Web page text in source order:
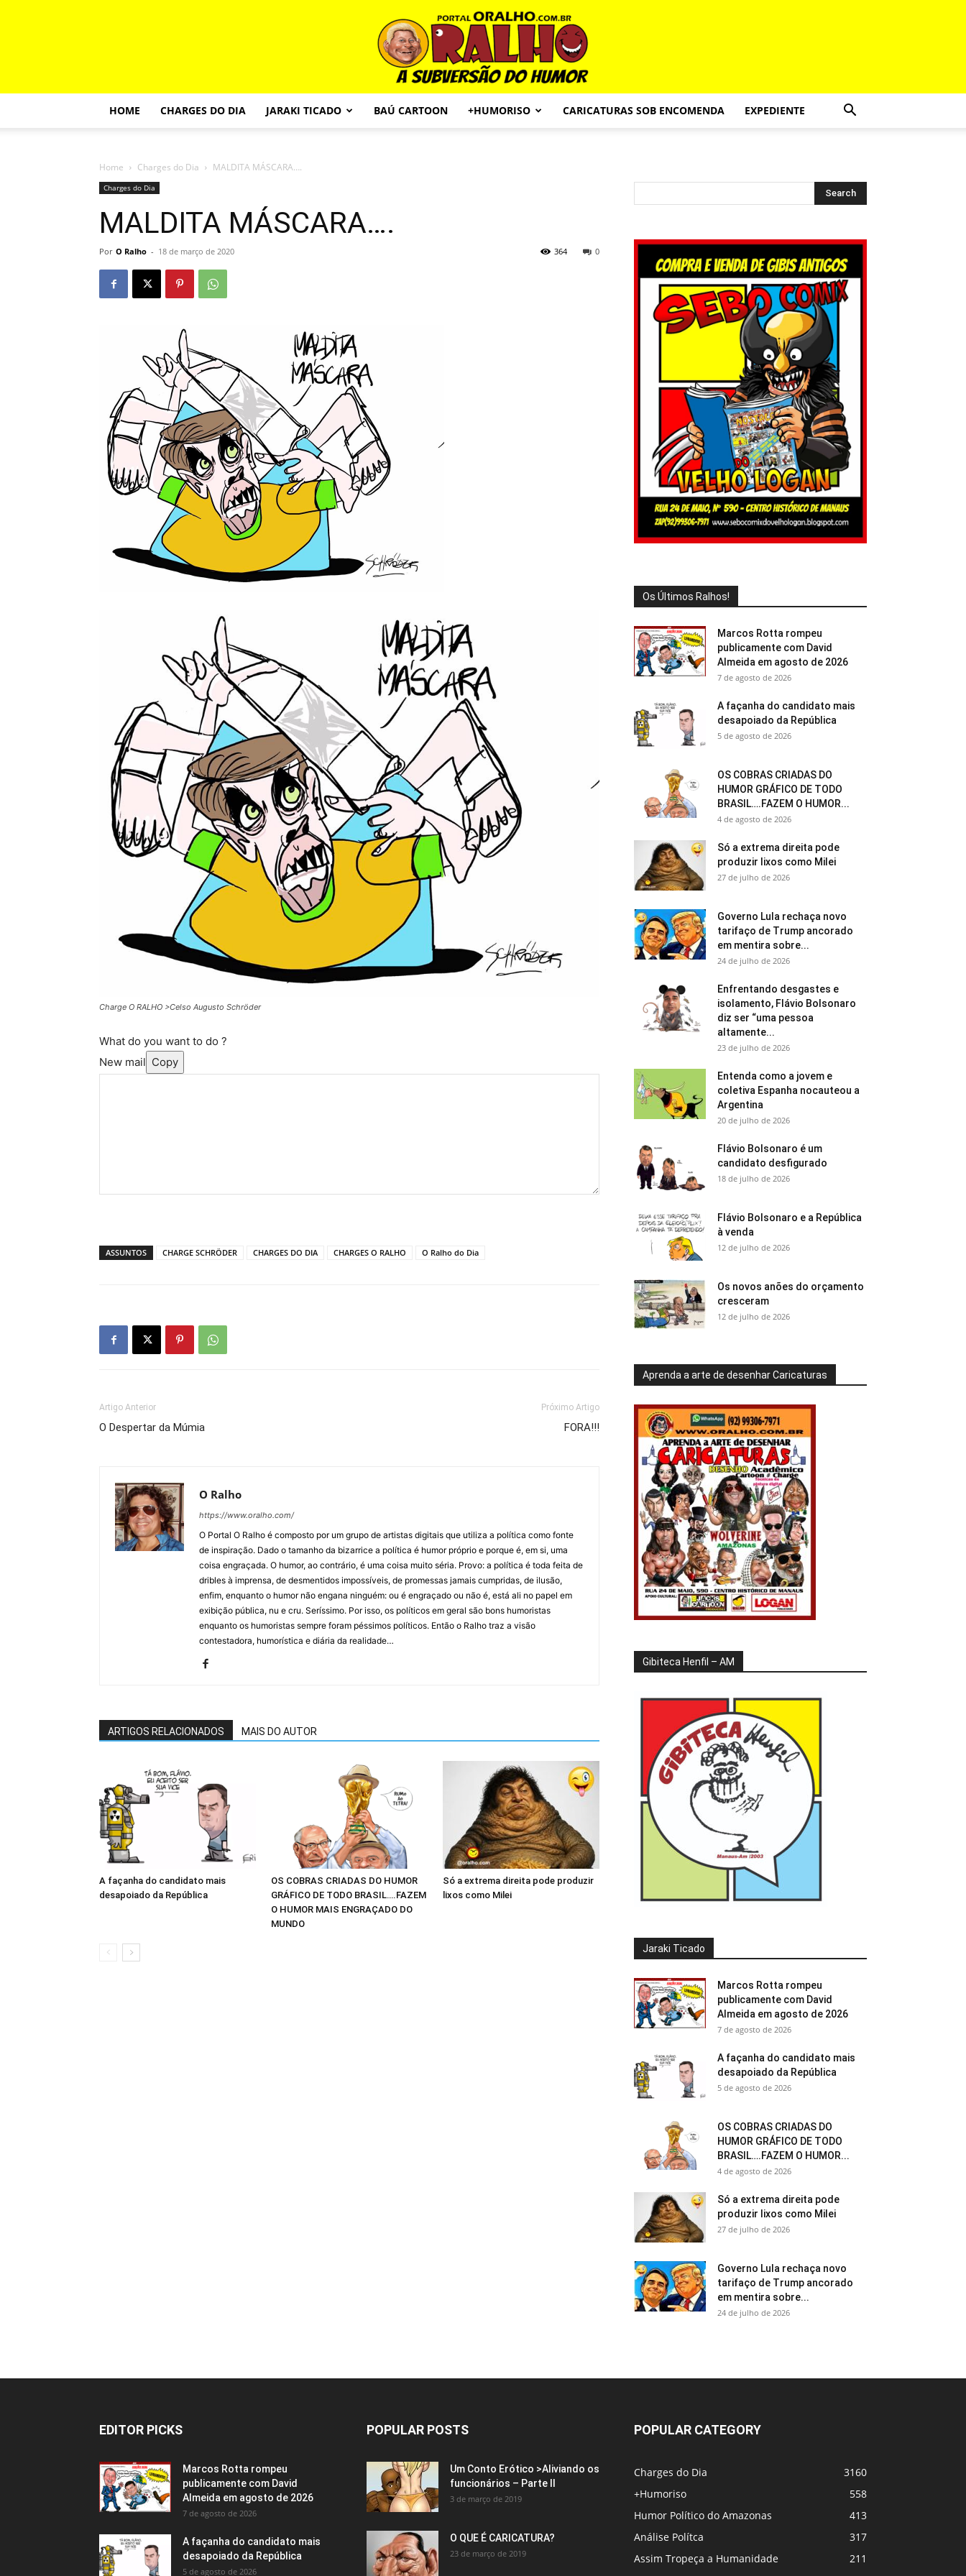
HOME CHARGES DO DIA JARAKI TICADO BAÚ CARTOON +HUMORISO CARICATURAS SOB ENCOMENDA EXPEDIENTE
Home Charges do Dia MALDITA MÁSCARA….
Charges do Dia
MALDITA MÁSCARA….
Por O Ralho - 18 de março de 2020 0
364
Charge O RALHO >Celso Augusto Schröder
What do you want to do ?
New mail Copy
ASSUNTOS CHARGE SCHRÖDER CHARGES DO DIA CHARGES O RALHO O Ralho do Dia
Artigo Anterior
O Despertar da Múmia
Próximo Artigo
FORA!!!
O Ralho
https://www.oralho.com/
O Portal O Ralho é composto por um grupo de artistas digitais que utiliza a política como fonte
de inspiração. Dado o tamanho da bizarrice a política é humor próprio e porque é, em si, uma
coisa engraçada. O humor, ao contrário, é uma coisa muito séria. Provo: a política é toda feita de
dribles à imprensa, de desmentidos impossíveis, de promessas jamais cumpridas, de ilusão,
enfim, enquanto o humor não engana ninguém: ou é engraçado ou não é, está ali no papel em
exibição pública, nu e cru. Seríssimo. Por isso, os políticos em geral são bons humoristas
enquanto os humoristas sempre foram péssimos políticos. Então o Ralho traz a visão
contestadora, humorística e diária da realidade…
ARTIGOS RELACIONADOS MAIS DO AUTOR
A façanha do candidato mais
desapoiado da República
OS COBRAS CRIADAS DO HUMOR
GRÁFICO DE TODO BRASIL….FAZEM
O HUMOR MAIS ENGRAÇADO DO
MUNDO
Só a extrema direita pode produzir
lixos como Milei
Os Últimos Ralhos!
Marcos Rotta rompeu
publicamente com David
Almeida em agosto de 2026
7 de agosto de 2026
A façanha do candidato mais
desapoiado da República
5 de agosto de 2026
OS COBRAS CRIADAS DO
HUMOR GRÁFICO DE TODO
BRASIL….FAZEM O HUMOR...
4 de agosto de 2026
Só a extrema direita pode
produzir lixos como Milei
27 de julho de 2026
Governo Lula rechaça novo
tarifaço de Trump ancorado
em mentira sobre...
24 de julho de 2026
Enfrentando desgastes e
isolamento, Flávio Bolsonaro
diz ser “uma pessoa
altamente...
23 de julho de 2026
Entenda como a jovem e
coletiva Espanha nocauteou a
Argentina
20 de julho de 2026
Flávio Bolsonaro é um
candidato desfigurado
18 de julho de 2026
Flávio Bolsonaro e a República
à venda
12 de julho de 2026
Os novos anões do orçamento
cresceram
12 de julho de 2026
Aprenda a arte de desenhar Caricaturas
Gibiteca Henfil – AM
Jaraki Ticado
Marcos Rotta rompeu
publicamente com David
Almeida em agosto de 2026
7 de agosto de 2026
A façanha do candidato mais
desapoiado da República
5 de agosto de 2026
OS COBRAS CRIADAS DO
HUMOR GRÁFICO DE TODO
BRASIL….FAZEM O HUMOR...
4 de agosto de 2026
Só a extrema direita pode
produzir lixos como Milei
27 de julho de 2026
Governo Lula rechaça novo
tarifaço de Trump ancorado
em mentira sobre...
24 de julho de 2026
EDITOR PICKS
Marcos Rotta rompeu
publicamente com David
Almeida em agosto de 2026
7 de agosto de 2026
A façanha do candidato mais
desapoiado da República
5 de agosto de 2026
POPULAR POSTS
Um Conto Erótico >Aliviando os
funcionários – Parte II
3 de março de 2019
O QUE É CARICATURA?
23 de março de 2019
POPULAR CATEGORY
Charges do Dia
3160
+Humoriso
558
Humor Político do Amazonas
413
Análise Polítca
317
Assim Tropeça a Humanidade
211